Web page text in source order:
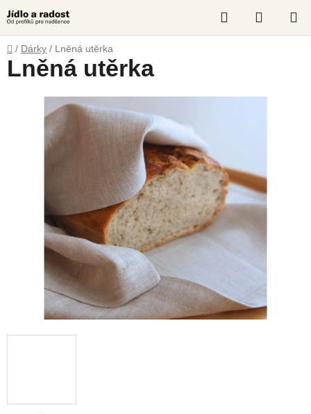
na
obsah
Hledat
KOŠÍK
Domů
/ Dárky / Lněná utěrka
Lněná utěrka